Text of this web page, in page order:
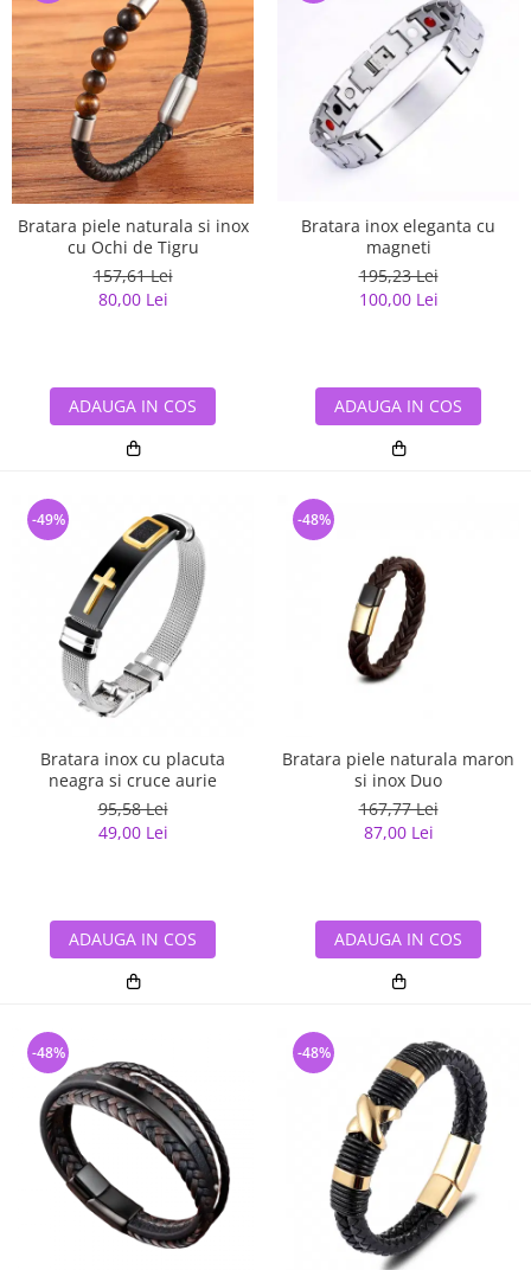
Bratara piele naturala si inox
cu Ochi de Tigru
157,61 Lei
80,00 Lei
ADAUGA IN COS
Bratara inox eleganta cu
magneti
195,23 Lei
100,00 Lei
ADAUGA IN COS
Bratara inox cu placuta
neagra si cruce aurie
95,58 Lei
49,00 Lei
-49%
ADAUGA IN COS
Bratara piele naturala maron
si inox Duo
167,77 Lei
87,00 Lei
-48%
ADAUGA IN COS
-48% -48%